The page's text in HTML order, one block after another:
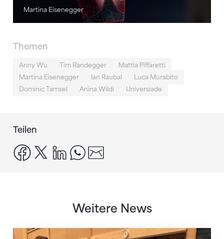
Martina Eisenegger
Themen
Anny Wu Tim Randegger
Mattia Piffaretti
Martina Eisenegger
Ian Raubal
Luca Murabito
Dominic Tamsel
Anina Wildi Universiade
Teilen
facebook
x linkedinwhatsapp
Weitere News
Mit klaren Zielen nach Zagreb